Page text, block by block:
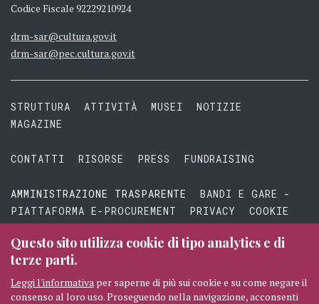
Codice Fiscale 92229210924
drm-sar@cultura.gov.it
drm-sar@pec.cultura.gov.it
STRUTTURA ATTIVITÀ MUSEI
NOTIZIE
MAGAZINE
CONTATTI RISORSE PRESS FUNDRAISING
AMMINISTRAZIONE TRASPARENTE
BANDI E GARE -
PIATTAFORMA E-PROCUREMENT
PRIVACY
COOKIE
TERMINI E CONDIZIONI
Questo sito utilizza cookie di tipo analytics e di
terze parti.
Leggi l'informativa per saperne di più sui cookie e su come negare il
consenso al loro uso. Proseguendo nella navigazione, acconsenti